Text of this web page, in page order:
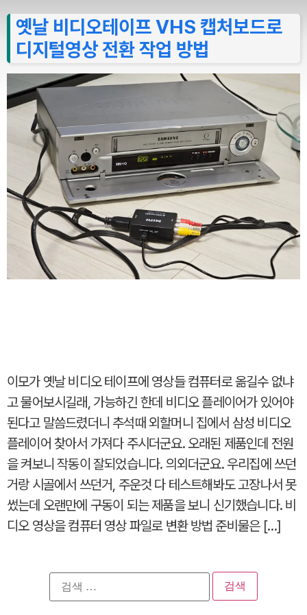
옛날 비디오테이프 VHS 캡처보드로
디지털영상 전환 작업 방법
이모가 옛날 비디오 테이프에 영상들 컴퓨터로 옮길수 없냐
고 물어보시길래, 가능하긴 한데 비디오 플레이어가 있어야
된다고 말씀드렸더니 추석때 외할머니 집에서 삼성 비디오
플레이어 찾아서 가져다 주시더군요. 오래된 제품인데 전원
을 켜보니 작동이 잘되었습니다. 의외더군요. 우리집에 쓰던
거랑 시골에서 쓰던거, 주운것 다 테스트해봐도 고장나서 못
썼는데 오랜만에 구동이 되는 제품을 보니 신기했습니다. 비
디오 영상을 컴퓨터 영상 파일로 변환 방법 준비물은 […]
검
색: